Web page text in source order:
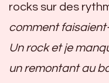
rocks sur des
comment
Un rock et je
un remontant au